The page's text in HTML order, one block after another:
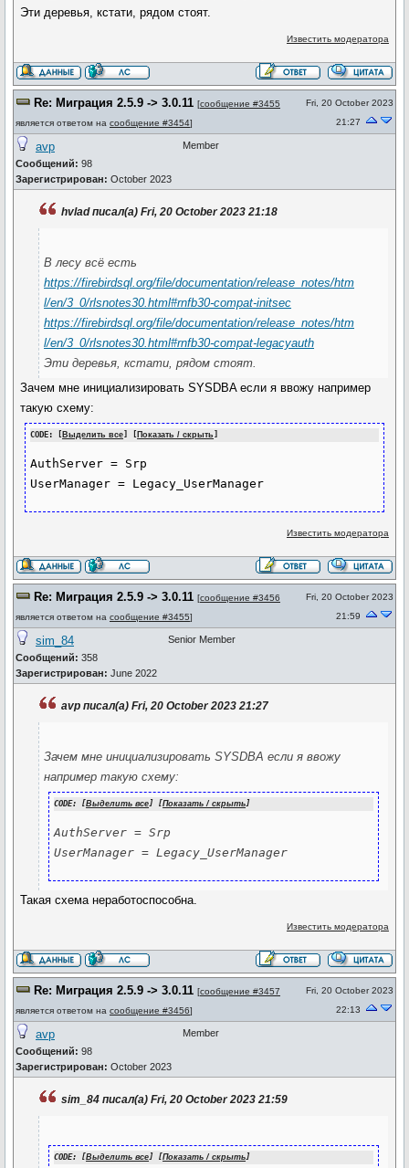
Эти деревья, кстати, рядом стоят.
Известить модератора
Re: Миграция 2.5.9 -> 3.0.11 [сообщение #3455
является ответом на сообщение #3454]
Fri, 20 October 2023
21:27
avp
Сообщений: 98
Зарегистрирован: October 2023
Member
hvlad писал(а) Fri, 20 October 2023 21:18
В лесу всё есть
https://firebirdsql.org/file/documentation/release_notes/htm
l/en/3_0/rlsnotes30.html#rnfb30-compat-initsec
https://firebirdsql.org/file/documentation/release_notes/htm
l/en/3_0/rlsnotes30.html#rnfb30-compat-legacyauth
Эти деревья, кстати, рядом стоят.
Зачем мне инициализировать SYSDBA если я ввожу например
такую схему:
CODE: [ Выделить все] [ Показать / скрыть ]
AuthServer = Srp
UserManager = Legacy_UserManager
Известить модератора
Re: Миграция 2.5.9 -> 3.0.11 [сообщение #3456
является ответом на сообщение #3455]
Fri, 20 October 2023
21:59
sim_84
Сообщений: 358
Зарегистрирован: June 2022
Senior Member
avp писал(а) Fri, 20 October 2023 21:27
Зачем мне инициализировать SYSDBA если я ввожу
например такую схему:
CODE: [Выделить все] [Показать / скрыть]
AuthServer = Srp
UserManager = Legacy_UserManager
Такая схема неработоспособна.
Известить модератора
Re: Миграция 2.5.9 -> 3.0.11 [сообщение #3457
является ответом на сообщение #3456]
Fri, 20 October 2023
22:13
avp
Сообщений: 98
Зарегистрирован: October 2023
Member
sim_84 писал(а) Fri, 20 October 2023 21:59
CODE: [Выделить все] [Показать / скрыть]